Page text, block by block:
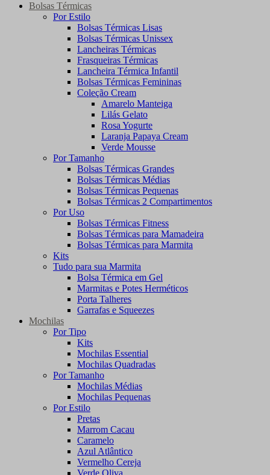
Bolsas Térmicas
Por Estilo
Bolsas Térmicas Lisas
Bolsas Térmicas Unissex
Lancheiras Térmicas
Frasqueiras Térmicas
Lancheira Térmica Infantil
Bolsas Térmicas Femininas
Coleção Cream
Amarelo Manteiga
Lilás Gelato
Rosa Yogurte
Laranja Papaya Cream
Verde Mousse
Por Tamanho
Bolsas Térmicas Grandes
Bolsas Térmicas Médias
Bolsas Térmicas Pequenas
Bolsas Térmicas 2 Compartimentos
Por Uso
Bolsas Térmicas Fitness
Bolsas Térmicas para Mamadeira
Bolsas Térmicas para Marmita
Kits
Tudo para sua Marmita
Bolsa Térmica em Gel
Marmitas e Potes Herméticos
Porta Talheres
Garrafas e Squeezes
Mochilas
Por Tipo
Kits
Mochilas Essential
Mochilas Quadradas
Por Tamanho
Mochilas Médias
Mochilas Pequenas
Por Estilo
Pretas
Marrom Cacau
Caramelo
Azul Atlântico
Vermelho Cereja
Verde Oliva